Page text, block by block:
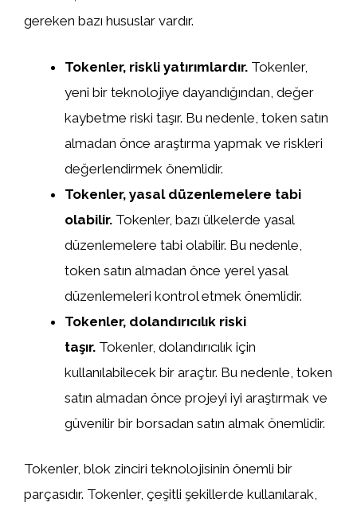
gereken bazı hususlar vardır.
Tokenler, riskli yatırımlardır. Tokenler,
yeni bir teknolojiye dayandığından, değer
kaybetme riski taşır. Bu nedenle, token satın
almadan önce araştırma yapmak ve riskleri
değerlendirmek önemlidir.
Tokenler, yasal düzenlemelere tabi
olabilir. Tokenler, bazı ülkelerde yasal
düzenlemelere tabi olabilir. Bu nedenle,
token satın almadan önce yerel yasal
düzenlemeleri kontrol etmek önemlidir.
Tokenler, dolandırıcılık riski
taşır. Tokenler, dolandırıcılık için
kullanılabilecek bir araçtır. Bu nedenle, token
satın almadan önce projeyi iyi araştırmak ve
güvenilir bir borsadan satın almak önemlidir.
Tokenler, blok zinciri teknolojisinin önemli bir
parçasıdır. Tokenler, çeşitli şekillerde kullanılarak,